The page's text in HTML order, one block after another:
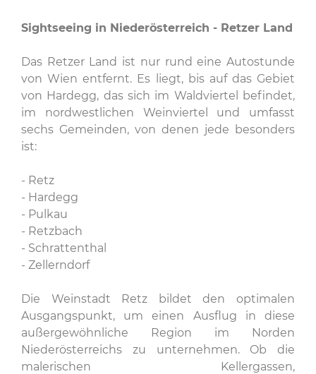
Sightseeing in Niederösterreich - Retzer Land
Das Retzer Land ist nur rund eine Autostunde
von Wien entfernt. Es liegt, bis auf das Gebiet
von Hardegg, das sich im Waldviertel befindet,
im nordwestlichen Weinviertel und umfasst
sechs Gemeinden, von denen jede besonders
ist:
- Retz
- Hardegg
- Pulkau
- Retzbach
- Schrattenthal
- Zellerndorf
Die Weinstadt Retz bildet den optimalen
Ausgangspunkt, um einen Ausflug in diese
außergewöhnliche Region im Norden
Niederösterreichs zu unternehmen. Ob die
malerischen Kellergassen,